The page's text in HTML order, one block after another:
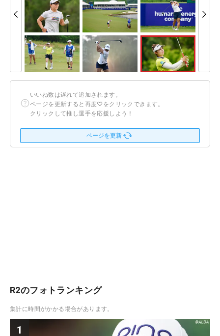
いいね数は遅れて追加されます。
ページを更新すると再度♡をクリックできます。
クリックして推し選手を応援しよう！
ページを更新
R2のフォトランキング
集計に時間がかかる場合があります。
1